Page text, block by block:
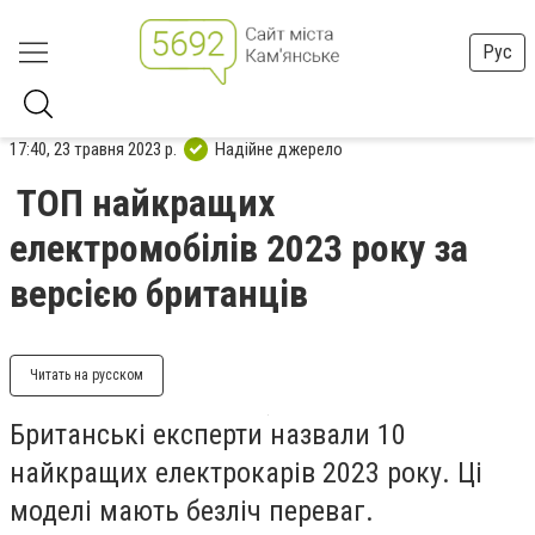
Рус
17:40, 23 травня 2023 р. Надійне джерело
ТОП найкращих
електромобілів 2023 року за
версією британців
Читать на русском
Британські експерти назвали 10
найкращих електрокарів 2023 року. Ці
моделі мають безліч переваг.